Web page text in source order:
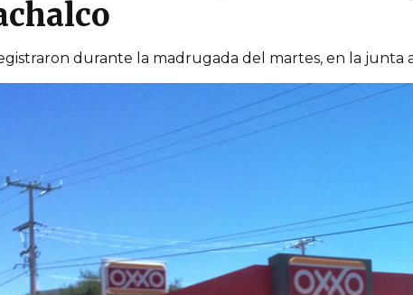
durante la madrugada del martes, en la junta